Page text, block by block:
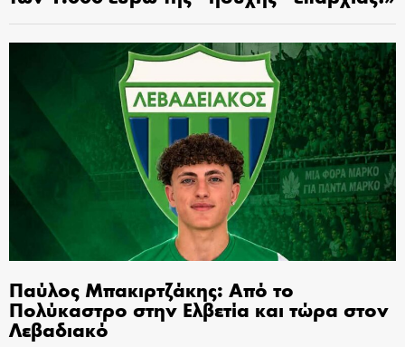
Παύλος Μπακιρτζάκης: Από το
Πολύκαστρο στην Ελβετία και τώρα στον
Λεβαδιακό